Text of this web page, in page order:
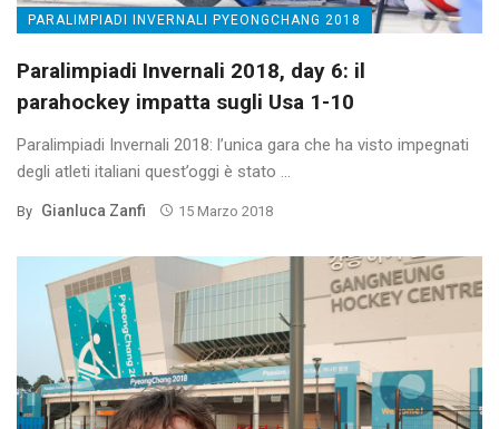
PARALIMPIADI INVERNALI PYEONGCHANG 2018
Paralimpiadi Invernali 2018, day 6: il
parahockey impatta sugli Usa 1-10
Paralimpiadi Invernali 2018: l’unica gara che ha visto impegnati
degli atleti italiani quest’oggi è stato ...
By Gianluca Zanfi 15 Marzo 2018